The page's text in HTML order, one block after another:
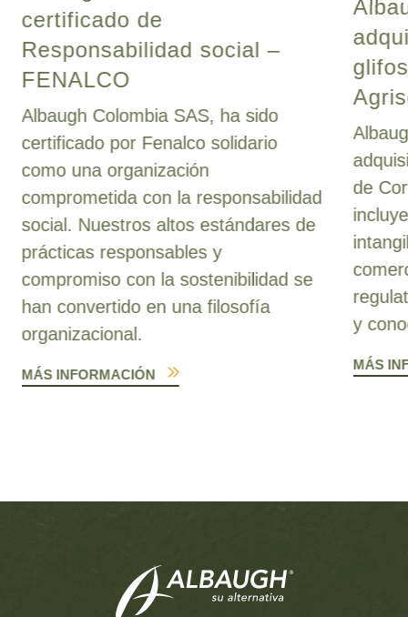
certificado de
Responsabilidad social –
FENALCO
Albaugh Colombia SAS, ha sido
certificado por Fenalco solidario
como una organización
comprometida con la responsabilidad
social. Nuestros altos estándares de
prácticas responsables y
compromiso con la sostenibilidad se
han convertido en una filosofía
organizacional.
MÁS INFORMACIÓN
de
y
MÁS